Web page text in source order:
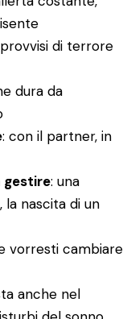
di terrore
dura da
: con il partner, in
gestire: una
nascita di un
vorresti cambiare
anche nel